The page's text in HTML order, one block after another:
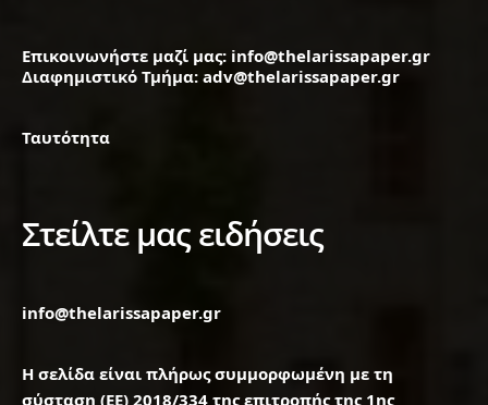
Επικοινωνήστε μαζί μας: info@thelarissapaper.gr
Διαφημιστικό Τμήμα: adv@thelarissapaper.gr
Ταυτότητα
Στείλτε μας ειδήσεις
info@thelarissapaper.gr
Η σελίδα είναι πλήρως συμμορφωμένη με τη
σύσταση (ΕΕ) 2018/334 της επιτροπής της 1ης